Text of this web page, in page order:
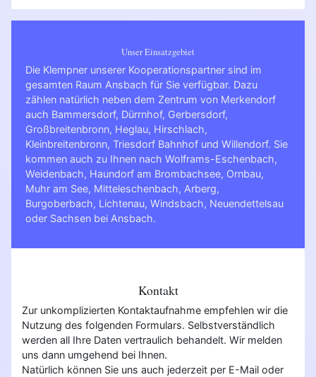
Unser Einsatzgebiet
Die Klempner unserer Kooperationspartner sind im
gesamten Raum Ansbach für Sie verfügbar. Dazu
zählen natürlich neben dem Zentrum von Merkendorf
auch Bammersdorf, Dürrnhof, Gerbersdorf,
Großbreitenbronn, Heglau, Hirschlach,
Kleinbreitenbronn, Triesdorf Bahnhof und Willendorf. Sie
kommen auch zu Ihnen nach Wolframs-Eschenbach,
Weidenbach, Haundorf am Brombachsee, Ornbau,
Muhr am See, Mitteleschenbach, Arberg,
Burgoberbach, Lichtenau, Windsbach, Neuendettelsau
oder Sachsen bei Ansbach.
Kontakt
Zur unkomplizierten Kontaktaufnahme empfehlen wir die
Nutzung des folgenden Formulars. Selbstverständlich
werden all Ihre Daten vertraulich behandelt. Wir melden
uns dann umgehend bei Ihnen.
Natürlich können Sie uns auch jederzeit per E-Mail oder